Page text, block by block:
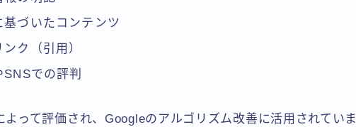
づいたコンテンツ
ク（引用）
での評判
よって評価され、Googleのアルゴリズム改善に活用されていま